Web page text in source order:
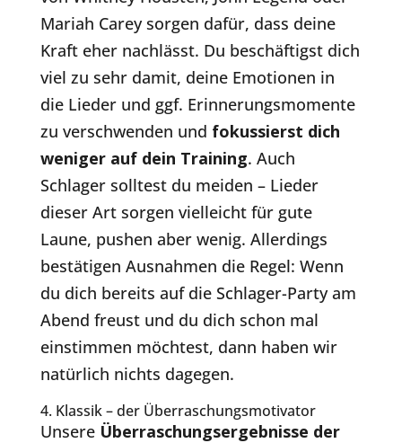
Mariah Carey sorgen dafür, dass deine
Kraft eher nachlässt. Du beschäftigst dich
viel zu sehr damit, deine Emotionen in
die Lieder und ggf. Erinnerungsmomente
zu verschwenden und fokussierst dich
weniger auf dein Training. Auch
Schlager solltest du meiden – Lieder
dieser Art sorgen vielleicht für gute
Laune, pushen aber wenig. Allerdings
bestätigen Ausnahmen die Regel: Wenn
du dich bereits auf die Schlager-Party am
Abend freust und du dich schon mal
einstimmen möchtest, dann haben wir
natürlich nichts dagegen.
4. Klassik – der Überraschungsmotivator
Unsere Überraschungsergebnisse der